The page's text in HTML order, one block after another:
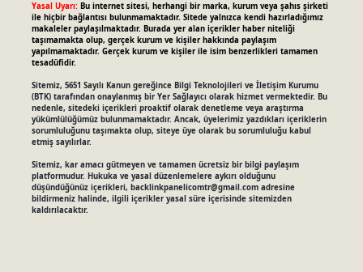
Yasal Uyarı: Bu internet sitesi, herhangi bir marka, kurum veya şahıs şirketi
ile hiçbir bağlantısı bulunmamaktadır. Sitede yalnızca kendi hazırladığımız
makaleler paylaşılmaktadır. Burada yer alan içerikler haber niteliği
taşımamakta olup, gerçek kurum ve kişiler hakkında paylaşım
yapılmamaktadır. Gerçek kurum ve kişiler ile isim benzerlikleri tamamen
tesadüfidir.
Sitemiz, 5651 Sayılı Kanun gereğince Bilgi Teknolojileri ve İletişim Kurumu
(BTK) tarafından onaylanmış bir Yer Sağlayıcı olarak hizmet vermektedir. Bu
nedenle, sitedeki içerikleri proaktif olarak denetleme veya araştırma
yükümlülüğümüz bulunmamaktadır. Ancak, üyelerimiz yazdıkları içeriklerin
sorumluluğunu taşımakta olup, siteye üye olarak bu sorumluluğu kabul
etmiş sayılırlar.
Sitemiz, kar amacı gütmeyen ve tamamen ücretsiz bir bilgi paylaşım
platformudur. Hukuka ve yasal düzenlemelere aykırı olduğunu
düşündüğünüz içerikleri, backlinkpanelicomtr@gmail.comadresine
bildirmeniz halinde, ilgili içerikler yasal süre içerisinde sitemizden
kaldırılacaktır.